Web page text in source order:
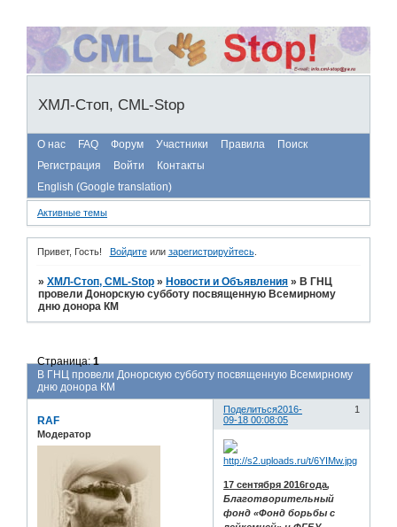
ХМЛ-Стоп, CML-Stop
О нас FAQ Форум Участники Правила
Поиск
Регистрация
Войти
Контакты
English (Google translation)
Активные темы
Привет, Гость! Войдитеили зарегистрируйтесь.
»ХМЛ-Стоп, CML-Stop » Новости и Объявления » В ГНЦ
провели Донорскую субботу посвященную Всемирному
дню донора КМ
В ГНЦ провели Донорскую субботу посвященную Всемирному
дню донора КМ
Страница:1
Поделиться 1
2016-
09-18 00:08:05
RAF
Модератор
17 сентября 2016года,
Благотворительный
фонд «Фонд борьбы с